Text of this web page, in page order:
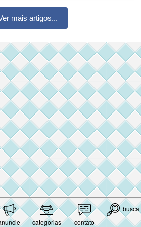
categorias contato
busca
mais artigos...